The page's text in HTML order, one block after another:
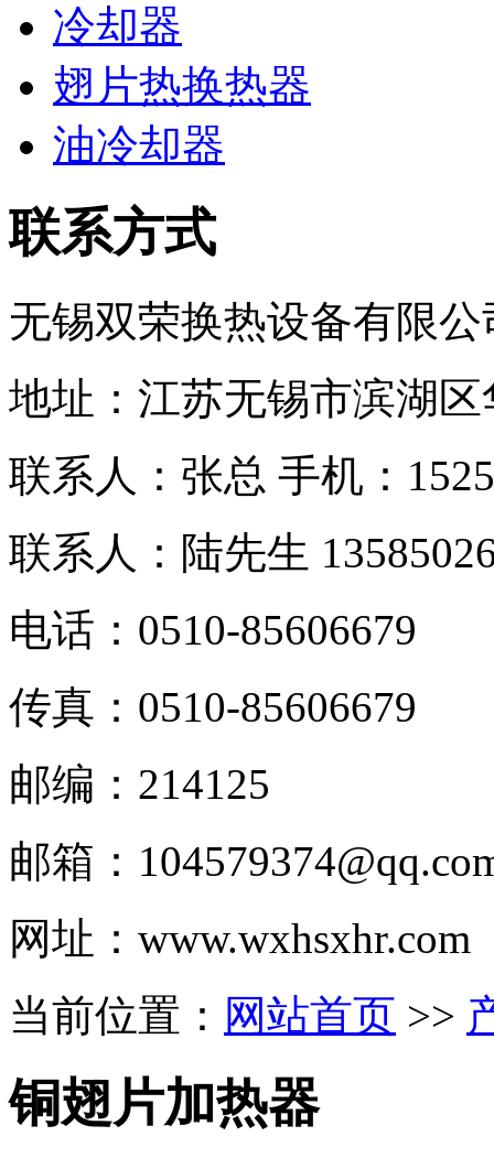
冷却器
翅片热换热器
油冷却器
联系方式
无锡双荣换热设备有限
地址：江苏无锡市滨湖区
联系人：张总 手机：
联系人： 陆先生
电话：0510-85606679
传真：0510-85606679
邮编：214125
邮箱：
网址：www.wxhsxhr.com
当前位置： 网站首页 >>
铜翅片加热器